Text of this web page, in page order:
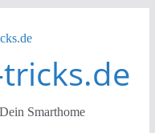
Smarthome